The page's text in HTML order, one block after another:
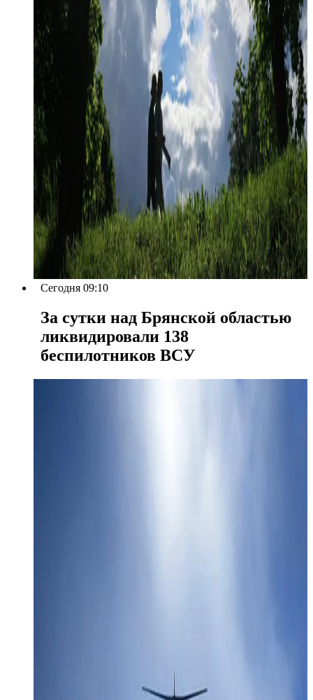
Сегодня 09:10
За сутки над Брянской областью
ликвидировали 138
беспилотников ВСУ